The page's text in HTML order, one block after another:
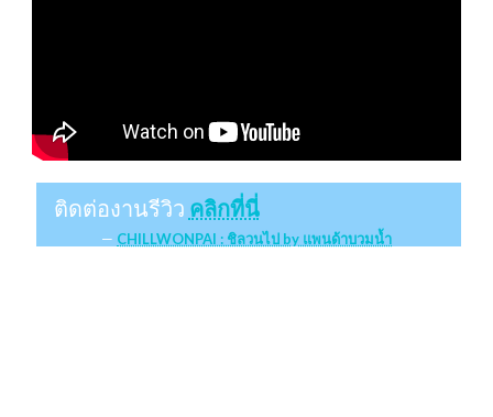
ติดต่องานรีวิว คลิกที่นี่
CHILLWONPAI : ชิลวนไป by แพนด้าบวมน้ำ